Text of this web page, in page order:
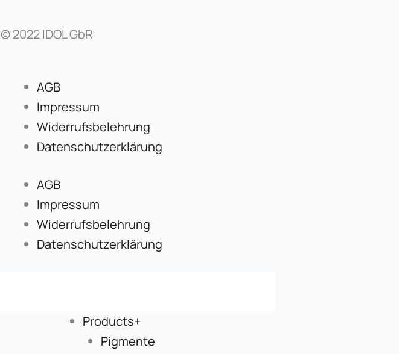
© 2022 IDOL GbR
AGB
Impressum
Widerrufsbelehrung
Datenschutzerklärung
AGB
Impressum
Widerrufsbelehrung
Datenschutzerklärung
Products+
Pigmente